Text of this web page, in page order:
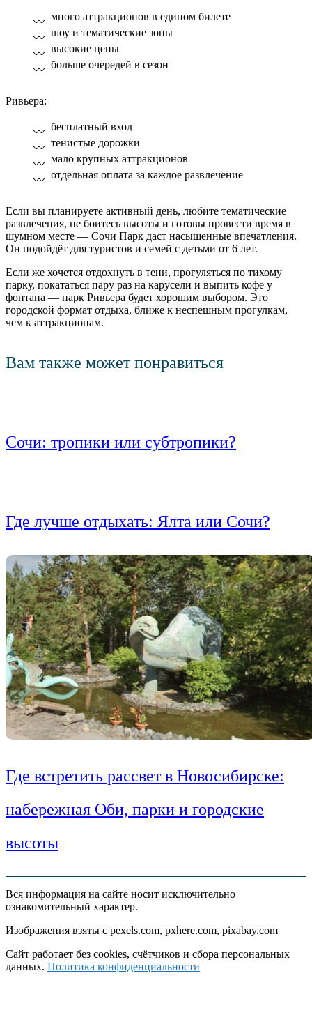
много аттракционов в едином билете
шоу и тематические зоны
высокие цены
больше очередей в сезон
Ривьера:
бесплатный вход
тенистые дорожки
мало крупных аттракционов
отдельная оплата за каждое развлечение
Если вы планируете активный день, любите тематические
развлечения, не боитесь высоты и готовы провести время в
шумном месте — Сочи Парк даст насыщенные впечатления.
Он подойдёт для туристов и семей с детьми от 6 лет.
Если же хочется отдохнуть в тени, прогуляться по тихому
парку, покататься пару раз на карусели и выпить кофе у
фонтана — парк Ривьера будет хорошим выбором. Это
городской формат отдыха, ближе к неспешным прогулкам,
чем к аттракционам.
Вам также может понравиться
Сочи: тропики или субтропики?
Где лучше отдыхать: Ялта или Сочи?
Где встретить рассвет в Новосибирске:
набережная Оби, парки и городские
высоты
Вся информация на сайте носит исключительно
ознакомительный характер.
Изображения взяты с pexels.com, pxhere.com, pixabay.com
Сайт работает без cookies, счётчиков и сбора персональных
данных. Политика конфиденциальности